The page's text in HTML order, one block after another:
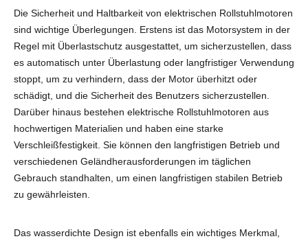
Die Sicherheit und Haltbarkeit von elektrischen Rollstuhlmotoren
sind wichtige Überlegungen. Erstens ist das Motorsystem in der
Regel mit Überlastschutz ausgestattet, um sicherzustellen, dass
es automatisch unter Überlastung oder langfristiger Verwendung
stoppt, um zu verhindern, dass der Motor überhitzt oder
schädigt, und die Sicherheit des Benutzers sicherzustellen.
Darüber hinaus bestehen elektrische Rollstuhlmotoren aus
hochwertigen Materialien und haben eine starke
Verschleißfestigkeit. Sie können den langfristigen Betrieb und
verschiedenen Geländherausforderungen im täglichen
Gebrauch standhalten, um einen langfristigen stabilen Betrieb
zu gewährleisten.
Das wasserdichte Design ist ebenfalls ein wichtiges Merkmal,